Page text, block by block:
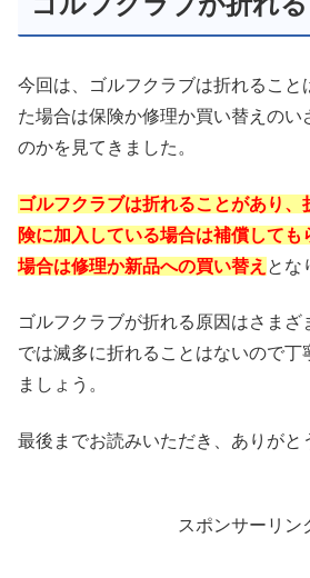
今回は、ゴルフクラブは折れること
た場合は保険か修理か買い替えのい
のかを見てきました。
ゴルフクラブは折れることがあり
険に加入している場合は補償して
場合は修理か新品への買い替え とな
ゴルフクラブが折れる原因はさまざ
では滅多に折れることはないので丁
ましょう。
最後までお読みいただき、ありがと
スポンサーリン